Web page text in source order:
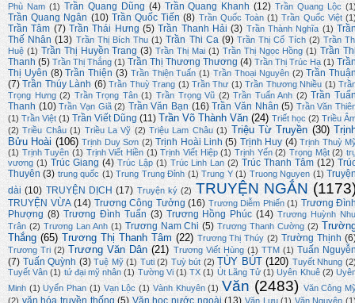
Phù Nam (1) Trần Quang Dũng (4) Trần Quang Khanh (12) Trần Quang Lộc
Trần Quang Ngân (10) Trần Quốc Tiến (8) Trần Quốc Toàn (1) Trần Quốc Việt
Trần Tâm (7) Trần Thái Hưng (5) Trần Thanh Hải (3) Trần Thành Nghĩa (1)
Thế Nhân (13) Trần Thị Bích Thu (1) Trần Thi Ca (9) Trần Thị Cổ Tích (2) Trần
Huệ (1) Trần Thị Huyền Trang (3) Trần Thị Mai (1) Trần Thị Ngọc Hồng (1) Trần
Thanh (5) Trần Thị Thắng (1) Trần Thị Thương Thương (4) Trần Thị Trúc Hạ (1)
Thị Uyên (8) Trần Thiện (3) Trần Thiện Tuấn (1) Trần Thoại Nguyên (2) Trần
(7) Trần Thúy Lành (6) Trần Thuỳ Trang (1) Trần Thư (1) Trần Thương Nhiều (1)
Trọng Hưng (2) Trần Trọng Tân (1) Trần Trọng Vũ (2) Trần Tuấn Anh (2) Trần
Thanh (10) Trần Vạn Giã (2) Trần Văn Bạn (16) Trần Văn Nhân (5) Trần Văn
(1) Trần Việt (1) Trần Viết Dũng (11) Trần Võ Thành Văn (24) Triết học (2) Triều
(2) Triều Châu (1) Triều La Vỹ (2) Triệu Lam Châu (1) Triệu Từ Truyền (30)
Bửu Hoài (106) Trịnh Duy Sơn (2) Trịnh Hoài Linh (5) Trịnh Huy (4) Trịnh Thuỳ
(1) Trịnh Tuyên (1) Trịnh Viết Hiền (1) Trịnh Viết Hiệp (1) Trịnh Yến (2) Trọng Mật (2)
vương (1) Trúc Giang (4) Trúc Lập (1) Trúc Linh Lan (2) Trúc Thanh Tâm (12)
Thuyên (3) trung quốc (1) Trung Trung Đỉnh (1) Trung Y (1) Truong Nguyen (1)
dài (10) TRUYỆN DỊCH (17) Truyện ký (2) TRUYỆN NGẮN
TRUYỆN VỪA (14) Trương Công Tưởng (16) Trương Diễm Phiến (1) Trương
Phượng (8) Trương Đình Tuấn (3) Trương Hồng Phúc (14) Trương Huỳnh
Trân (2) Trương Lan Anh (1) Trương Nam Chi (5) Trương Thanh Cường (2)
Thắng (65) Trương Thị Thanh Tâm (22) Trương Thị Thúy (2) Trường Thịnh
Trương Tri (2) Trương Văn Dân (21) Trương Viết Hùng (1) TTM (1) Tuấn
(7) Tuấn Quỳnh (3) Tuệ Mỹ (1) Tuti (2) Tuỳ bút (2) TÙY BÚT (120) Tuyết Nhung
Tuyết Vân (1) tứ đại mỹ nhân (1) Tường Vi (1) TX (1) Út Lãng Tử (1) Uyên Khuê (2)
Minh (1) Uyển Phan (1) Vạn Lộc (1) Vành Khuyên (1) Văn (2483) Văn Công
(2)
Văn Lưu (1) Văn Nguyên